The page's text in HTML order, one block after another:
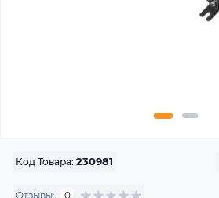
Код Товара: 230981
Отзывы: 0